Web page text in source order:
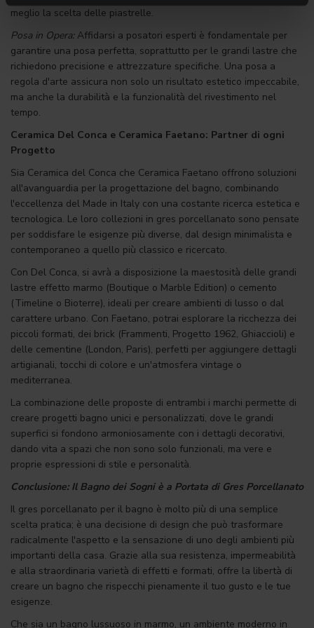
meglio la scelta delle piastrelle.
Posa in Opera:Affidarsi a posatori esperti è fondamentale per
garantire una posa perfetta, soprattutto per le grandi lastre che
richiedono precisione e attrezzature specifiche. Una posa a
regola d'arte assicura non solo un risultato estetico impeccabile,
ma anche la durabilità e la funzionalità del rivestimento nel
tempo.
Ceramica Del Conca e Ceramica Faetano: Partner di ogni
Progetto
Sia Ceramica del Conca che Ceramica Faetano offrono soluzioni
all'avanguardia per la progettazione del bagno, combinando
l'eccellenza del Made in Italy con una costante ricerca estetica e
tecnologica. Le loro collezioni in gres porcellanato sono pensate
per soddisfare le esigenze più diverse, dal design minimalista e
contemporaneo a quello più classico e ricercato.
Con Del Conca, si avrà a disposizione la maestosità delle grandi
lastre effetto marmo (Boutique o Marble Edition) o cemento
(Timeline o Bioterre), ideali per creare ambienti di lusso o dal
carattere urbano. Con Faetano, potrai esplorare la ricchezza dei
piccoli formati, dei brick (Frammenti, Progetto 1962, Ghiaccioli) e
delle cementine (London, Paris), perfetti per aggiungere dettagli
artigianali, tocchi di colore e un'atmosfera vintage o
mediterranea.
La combinazione delle proposte di entrambi i marchi permette di
creare progetti bagno unici e personalizzati, dove le grandi
superfici si fondono armoniosamente con i dettagli decorativi,
dando vita a spazi che non sono solo funzionali, ma vere e
proprie espressioni di stile e personalità.
Conclusione: Il Bagno dei Sogni è a Portata di Gres Porcellanato
Il gres porcellanato per il bagno è molto più di una semplice
scelta pratica; è una decisione di design che può trasformare
radicalmente l'aspetto e la sensazione di uno degli ambienti più
importanti della casa. Grazie alla sua resistenza, impermeabilità
e alla straordinaria varietà di effetti e formati, offre la libertà di
creare un bagno che rispecchi pienamente il tuo gusto e le tue
esigenze.
Che sia un bagno lussuoso in marmo, un ambiente moderno in